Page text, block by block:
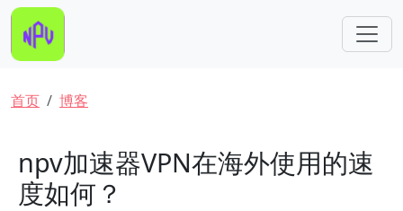
跳转到主要内容
面包屑
首页 博客
npv加速器VPN在海外使用的速
度如何？